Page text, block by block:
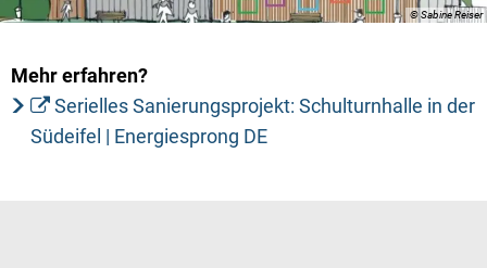
© Sabine Reiser
Mehr erfahren?
Serielles Sanierungsprojekt: Schulturnhalle in der
Südeifel | Energiesprong DE